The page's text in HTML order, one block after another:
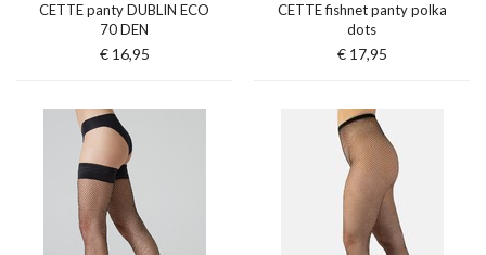
CETTE panty DUBLIN ECO
70 DEN
€ 16,95
CETTE fishnet panty polka
dots
€ 17,95